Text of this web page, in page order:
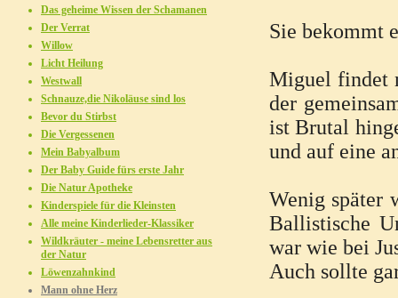
Sie bekommt
Miguel findet
der
ist Brutal
und auf eine
Wenig später
Ballistische
war wie bei
Auch sollte
Das geheime Wissen der Schamanen
Der Verrat
Willow
Licht Heilung
Westwall
Schnauze,die Nikoläuse sind los
Bevor du Stirbst
Die Vergessenen
Mein Babyalbum
Der Baby Guide fürs erste Jahr
Die Natur Apotheke
Kinderspiele für die Kleinsten
Alle meine Kinderlieder-Klassiker
Wildkräuter - meine Lebensretter aus
der Natur
Löwenzahnkind
Mann ohne Herz